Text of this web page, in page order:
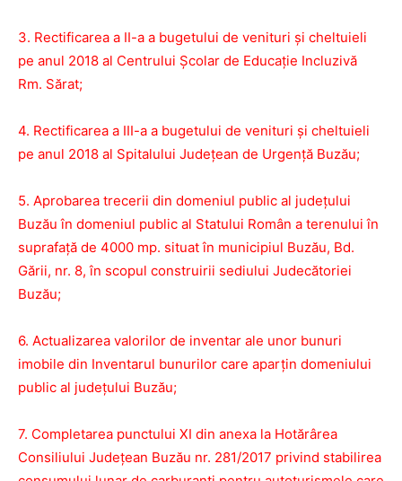
3. Rectificarea a II-a a bugetului de venituri și cheltuieli
pe anul 2018 al Centrului Școlar de Educație Incluzivă
Rm. Sărat;
4. Rectificarea a III-a a bugetului de venituri și cheltuieli
pe anul 2018 al Spitalului Județean de Urgență Buzău;
5. Aprobarea trecerii din domeniul public al județului
Buzău în domeniul public al Statului Român a terenului în
suprafață de 4000 mp. situat în municipiul Buzău, Bd.
Gării, nr. 8, în scopul construirii sediului Judecătoriei
Buzău;
6. Actualizarea valorilor de inventar ale unor bunuri
imobile din Inventarul bunurilor care aparţin domeniului
public al judeţului Buzău;
7. Completarea punctului XI din anexa la Hotărârea
Consiliului Judeţean Buzău nr. 281/2017 privind stabilirea